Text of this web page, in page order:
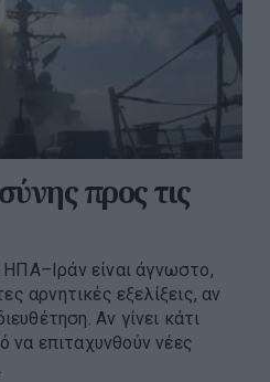
προς τις
είναι άγνωστο,
αρνητικές εξελίξεις, αν
Αν γίνει κάτι
να επιταχυνθούν νέες